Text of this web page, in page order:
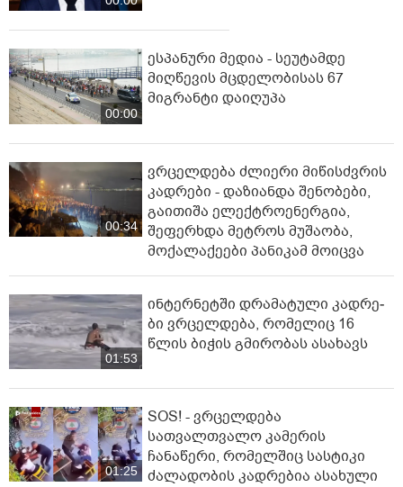
00:00
ესპანური მედია - სეუტამდე
მიღწევის მცდელობისას 67
მიგრანტი დაიღუპა
00:34
ვრცელდება ძლიერი მიწისძვრის
კადრები - დაზიანდა შენობები,
გაითიშა ელექტროენერგია,
შეფერხდა მეტროს მუშაობა,
მოქალაქეები პანიკამ მოიცვა
01:53
ინ­ტერ­ნეტ­ში დრა­მა­ტუ­ლი კად­რე­
ბი ვრცელდება, რომელიც 16
წლის ბიჭის გმირობას ასახავს
01:25
SOS! - ვრცელდება
სათვალთვალო კამერის
ჩანაწერი, რომელშიც სასტიკი
ძალადობის კადრებია ასახული